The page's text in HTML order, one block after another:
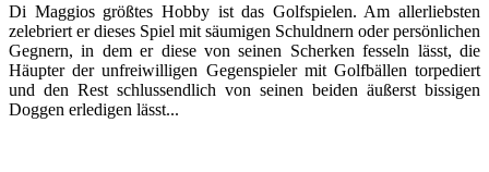
Di Maggios größtes Hobby ist das Golfspielen. Am allerliebsten
zelebriert er dieses Spiel mit säumigen Schuldnern oder persönlichen
Gegnern, in dem er diese von seinen Scherken fesseln lässt, die
Häupter der unfreiwilligen Gegenspieler mit Golfbällen torpediert
und den Rest schlussendlich von seinen beiden äußerst bissigen
Doggen erledigen lässt...